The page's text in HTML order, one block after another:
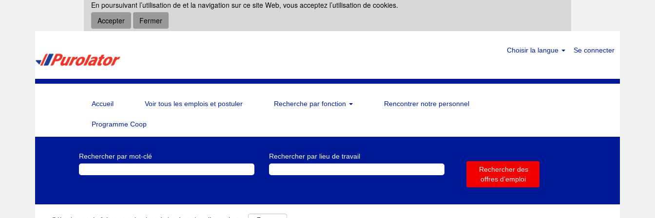
En poursuivant l’utilisation de et la navigation sur ce site Web, vous acceptez l’utilisation de cookies.
Accepter
Fermer
Choisir la langue Se connecter
Accueil Voir tous les emplois et postuler Recherche par fonction Rencontrer notre personnel
Programme Coop
Rechercher par mot-clé Rechercher par lieu de travail